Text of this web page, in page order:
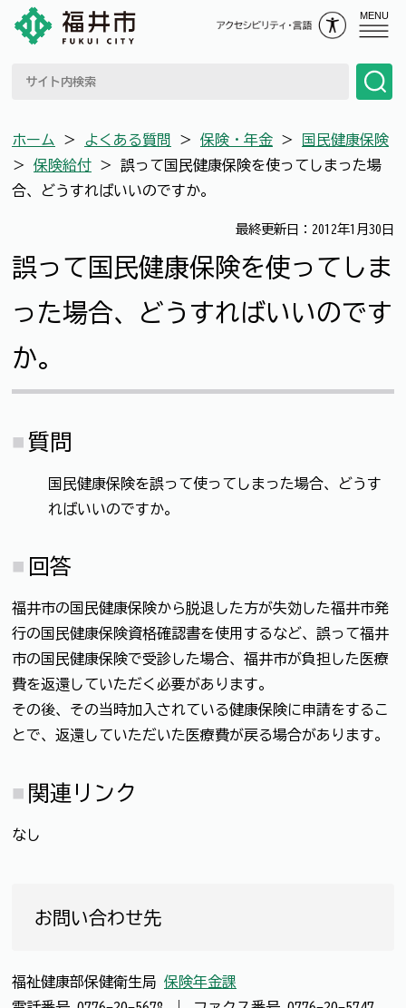
MENU
ホーム ＞ よくある質問 ＞ 保険・年金 ＞
国民健康保険
＞ 保険給付 ＞ 誤って国民健康保険を使ってしまった場
合、どうすればいいのですか。
最終更新日：2012年1月30日
誤って国民健康保険を使ってしま
った場合、どうすればいいのです
か。
質問
国民健康保険を誤って使ってしまった場合、どうす
ればいいのですか。
回答
福井市の国民健康保険から脱退した方が失効した福井市発
行の国民健康保険資格確認書を使用するなど、誤って福井
市の国民健康保険で受診した場合、福井市が負担した医療
費を返還していただく必要があります。
その後、その当時加入されている健康保険に申請をするこ
とで、返還していただいた医療費が戻る場合があります。
関連リンク
なし
お問い合わせ先
福祉健康部保健衛生局 保険年金課